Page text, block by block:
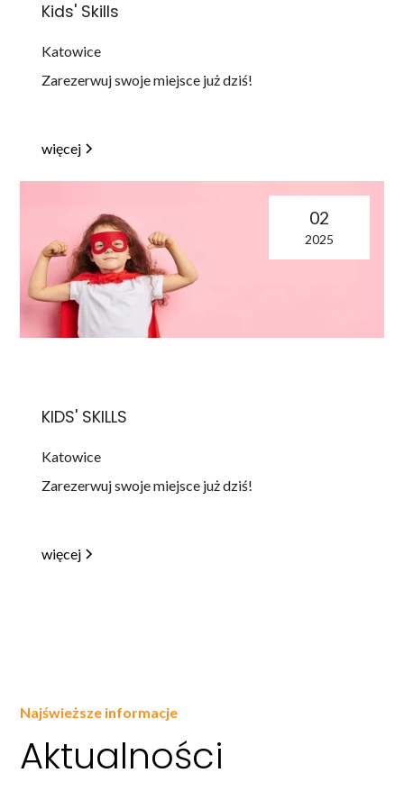
Kids' Skills
Katowice
Zarezerwuj swoje miejsce już dziś!
więcej
02
2025
KIDS' SKILLS
Katowice
Zarezerwuj swoje miejsce już dziś!
więcej
Najświeższe informacje
Aktualności